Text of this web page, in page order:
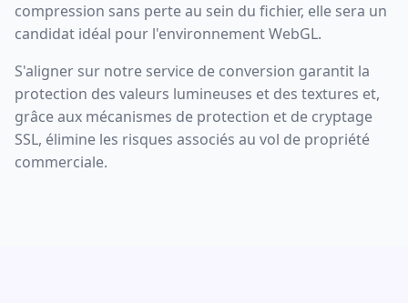
compression sans perte au sein du fichier, elle sera un
candidat idéal pour l'environnement WebGL.
S'aligner sur notre service de conversion garantit la
protection des valeurs lumineuses et des textures et,
grâce aux mécanismes de protection et de cryptage
SSL, élimine les risques associés au vol de propriété
commerciale.